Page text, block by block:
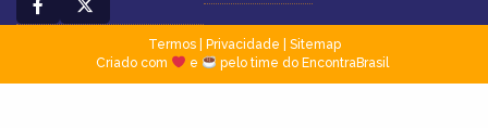
Termos| Privacidade
Sitemap
Criado com
e pelo time do EncontraBrasil